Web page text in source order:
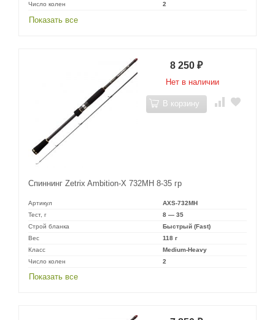
Число колен 2
Показать все
Спиннинг Zetrix Ambition-X 732MH 8-35 гр
Артикул
AXS-732MH
Тест, г
8 — 35
Строй бланка
Быстрый (Fast)
Вес
118 г
Класс
Medium-Heavy
Число колен
2
Показать все
8 250 ₽
Нет в наличии
В корзину